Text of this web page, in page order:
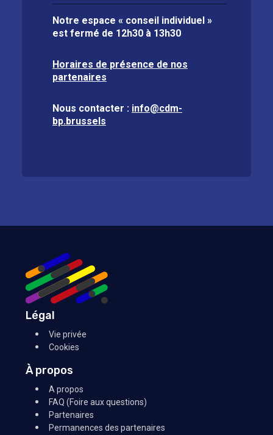
Notre espace « conseil individuel »
est fermé de 12h30 à 13h30
Horaires de présence de nos
partenaires
Nous contacter : info@cdm-
bp.brussels
Légal
Vie privée
Cookies
À propos
A propos
FAQ (Foire aux questions)
Partenaires
Permanences des partenaires